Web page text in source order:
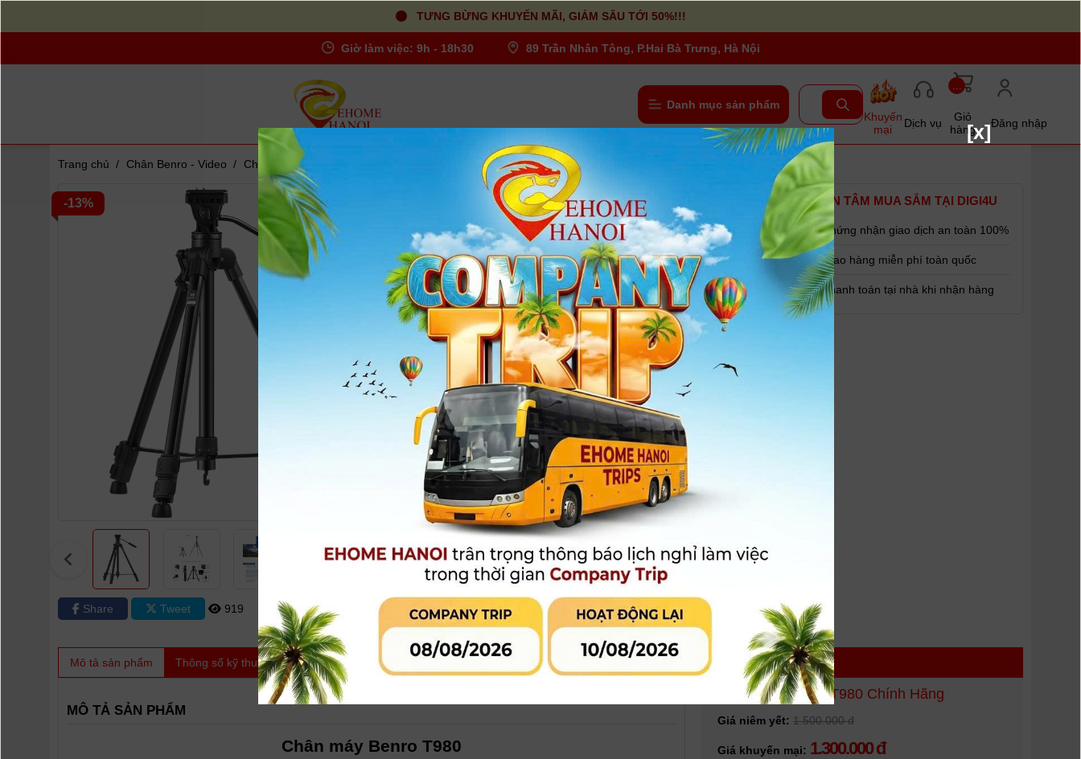
TƯNG BỪNG KHUYẾN MÃI, GIẢM SÂU TỚI 50%!!!
Giờ làm việc: 9h - 18h30 89 Trần Nhân Tông, P.Hai Bà Trưng, Hà Nội
Danh mục sản phẩm
Khuyến
mại
Dịch vụ
Giỏ
hàng
Đăng nhập
Trang chủ / Chân Benro - Video / Chân máy Benro T980 Chính Hãng
Zoom
-13%
Share Tweet 919 0
Chân máy Benro T980 Chính Hãng
Người dùng đánh giá | Tình trạng: Có hàng
- Số đoạn chân : 3 đoạn
- Chiều cao tối đa : 1691mm
- Chiều dài khi gấp gọn : 675mm
- Trọng lượng : 1,98 kg
- Tải trọng tối đa : 5Kg
Xem thêm
Bảo hành:Chưa có thông tin bảo hành
Giá niêm yết: 1.500.000 đ
Giá khuyến mại: 1.300.000 đ
MUA HÀNG
MUA TRẢ GÓP
Qua công ty tài chính hoặc thẻ tín
dụng
LIÊN HỆ CỬA HÀNG
YÊN TÂM MUA SẮM TẠI DIGI4U
Chứng nhận giao dịch an toàn 100%
Giao hàng miễn phí toàn quốc
Thanh toán tại nhà khi nhận hàng
Mô tả sản phẩm Thông số kỹ thuật Video Sản phẩm đang khuyến mại Đánh giá sản phẩm
MÔ TẢ SẢN PHẨM
Chân máy Benro T980
Chân máy Benro T980 Chính Hãng
Giá niêm yết: 1.500.000 đ
Giá khuyến mại: 1.300.000 đ
[x]